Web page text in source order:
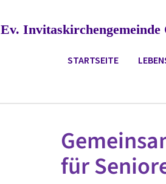
Ev. Invitaskirchengemeinde
STARTSEITE
für